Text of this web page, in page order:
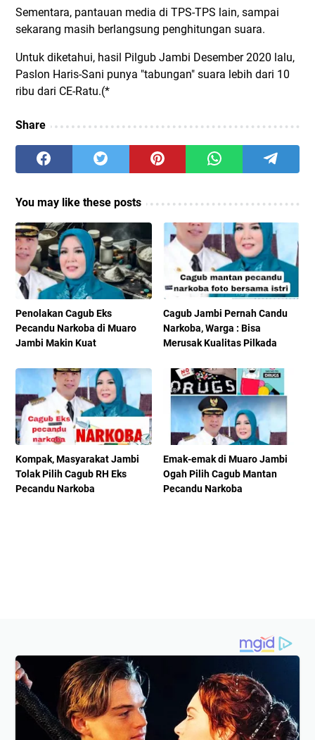
Sementara, pantauan media di TPS-TPS lain, sampai
sekarang masih berlangsung penghitungan suara.
Untuk diketahui, hasil Pilgub Jambi Desember 2020 lalu,
Paslon Haris-Sani punya "tabungan" suara lebih dari 10
ribu dari CE-Ratu.(*
Share
You may like these posts
Penolakan Cagub Eks
Pecandu Narkoba di Muaro
Jambi Makin Kuat
Cagub Jambi Pernah Candu
Narkoba, Warga : Bisa
Merusak Kualitas Pilkada
Kompak, Masyarakat Jambi
Tolak Pilih Cagub RH Eks
Pecandu Narkoba
Emak-emak di Muaro Jambi
Ogah Pilih Cagub Mantan
Pecandu Narkoba